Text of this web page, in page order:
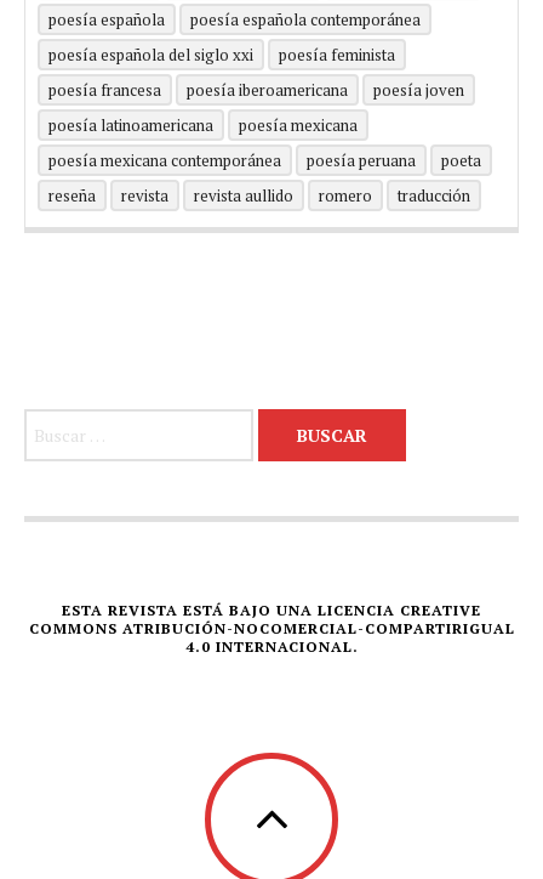
poesía española
poesía española contemporánea
poesía española del siglo xxi
poesía feminista
poesía francesa
poesía iberoamericana
poesía joven
poesía latinoamericana
poesía mexicana
poesía mexicana contemporánea
poesía peruana
poeta
reseña
revista revista aullido romero traducción
ESTA REVISTA ESTÁ BAJO UNA LICENCIA CREATIVE
COMMONS ATRIBUCIÓN-NOCOMERCIAL-COMPARTIRIGUAL
4.0 INTERNACIONAL.